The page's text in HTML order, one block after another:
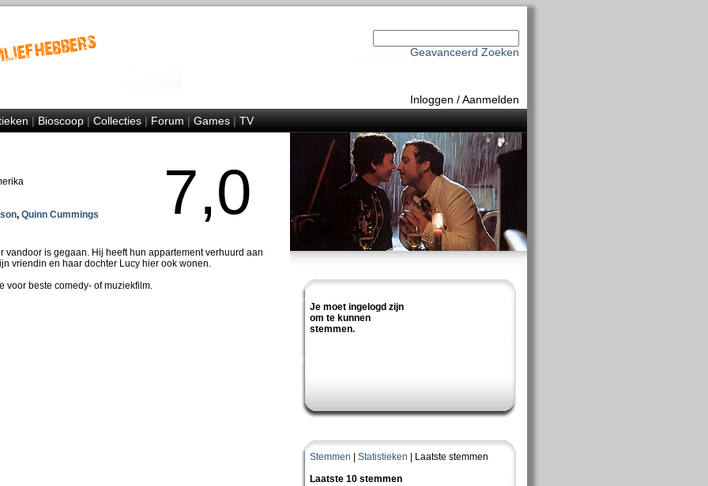
Geavanceerd Zoeken
Inloggen /Aanmelden
|Bioscoop|Collecties|Forum|Games|TV
Je moet ingelogd zijn
om te kunnen
stemmen.
Stemmen Statistieken | Laatste stemmen
Laatste 10 stemmen
, Quinn Cummings
7,0
vandoor is gegaan. Hij heeft hun appartement verhuurd aan
vriendin en haar dochter Lucy hier ook wonen.
voor beste comedy- of muziekfilm.